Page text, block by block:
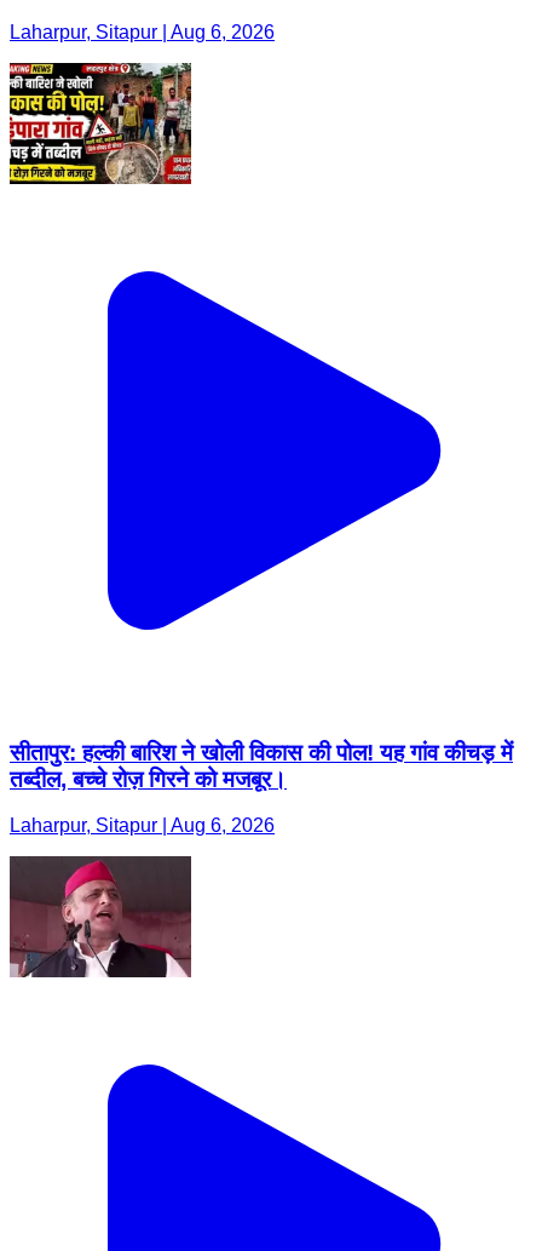
Laharpur, Sitapur | Aug 6, 2026
सीतापुर: हल्की बारिश ने खोली विकास की पोल! यह गांव कीचड़ में
तब्दील, बच्चे रोज़ गिरने को मजबूर।
Laharpur, Sitapur | Aug 6, 2026